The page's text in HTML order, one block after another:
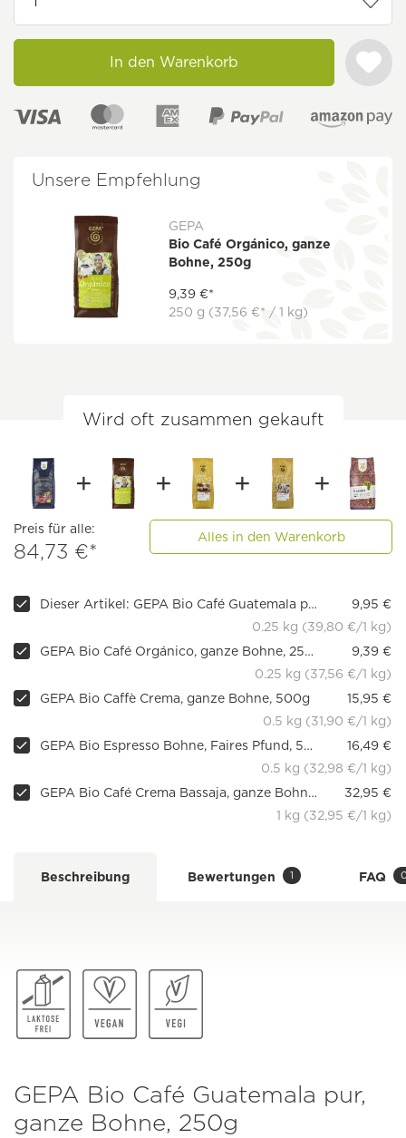
In den Warenkorb
Unsere Empfehlung
GEPA
Bio Café Orgánico, ganze
Bohne, 250g
9,39 €*
250 g (37,56 €* / 1 kg)
Wird oft zusammen gekauft
Preis für alle:
84,73 €*
Alles in den Warenkorb
Dieser Artikel: GEPA Bio Café Guatemala pur, ganze Bohne, 250g
9,95 €
0.25 kg (39,80 €/1 kg)
GEPA Bio Café Orgánico, ganze Bohne, 250g
9,39 €
0.25 kg (37,56 €/1 kg)
GEPA Bio Caffè Crema, ganze Bohne, 500g
15,95 €
0.5 kg (31,90 €/1 kg)
GEPA Bio Espresso Bohne, Faires Pfund, 500g
16,49 €
0.5 kg (32,98 €/1 kg)
GEPA Bio Café Crema Bassaja, ganze Bohne, 1 kg
32,95 €
1 kg (32,95 €/1 kg)
Beschreibung Bewertungen 1 FAQ
GEPA Bio Café Guatemala pur,
ganze Bohne, 250g